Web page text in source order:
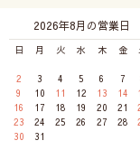
2026年8月の営業日
日 月 火 水 木 金
2
3 4 5 6 7
9
10 11 12 13 14
16
17 18 19 20 21
23
24 25 26 27 28
30
31